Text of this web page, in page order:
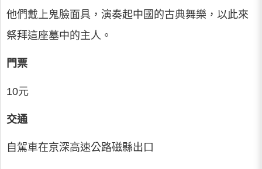
他們戴上鬼臉面具，演奏起中國的古典舞樂，以此來
祭拜這座墓中的主人。
門票
10元
交通
自駕車在京深高速公路磁縣出口